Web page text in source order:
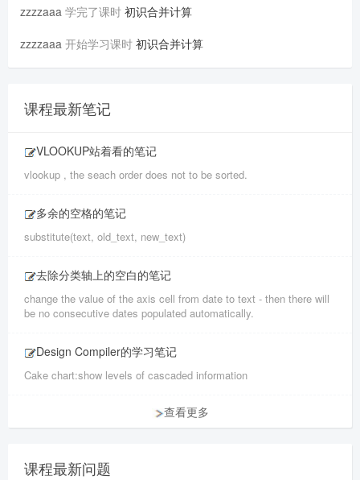
zzzzaaa 学完了课时 初识合并计算
zzzzaaa 开始学习课时 初识合并计算
课程最新笔记
VLOOKUP站着看的笔记
vlookup , the seach order does not to be sorted.
多余的空格的笔记
substitute(text, old_text, new_text)
去除分类轴上的空白的笔记
change the value of the axis cell from date to text - then there will
be no consecutive dates populated automatically.
Design Compiler的学习笔记
Cake chart:show levels of cascaded information
查看更多
课程最新问题